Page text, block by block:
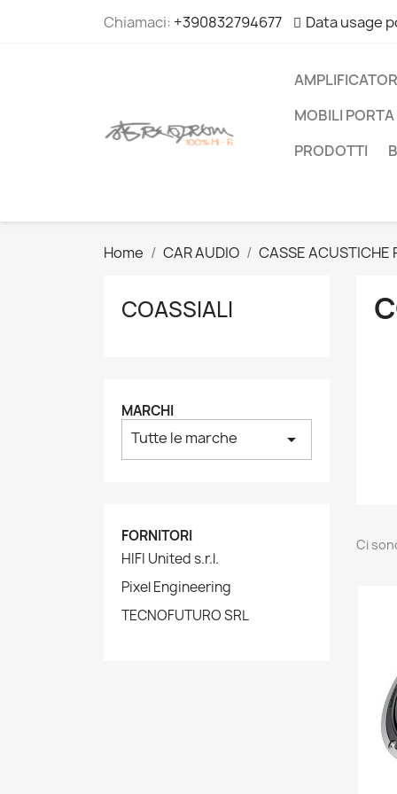
Chiamaci: +390832794677 Data usage
MOBILI
PRODOTTI
Home CAR AUDIO CASSE ACUSTICHE
COASSIALI
MARCHI
Tutte le marche arrow_drop_down
FORNITORI
HIFI United s.r.l.
Pixel Engineering
TECNOFUTURO SRL
Ci